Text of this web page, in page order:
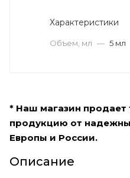
Характеристики
Объем, мл — 5 мл
* Наш магазин продает
продукцию от
Европы и России.
Описание